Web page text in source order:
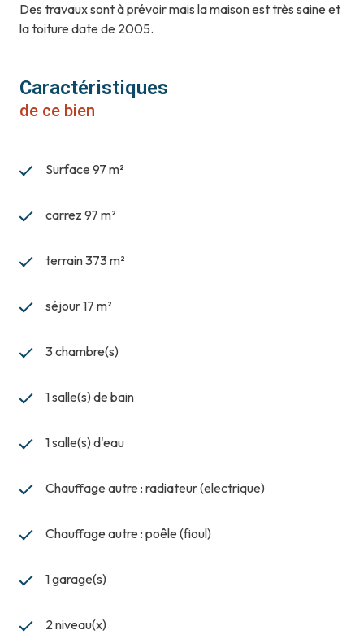
Des travaux sont à prévoir mais la maison est très saine et
la toiture date de 2005.
Caractéristiques
de ce bien
Surface 97 m²
carrez 97 m²
terrain 373 m²
séjour 17 m²
3 chambre(s)
1 salle(s) de bain
1 salle(s) d'eau
Chauffage autre : radiateur (electrique)
Chauffage autre : poêle (fioul)
1 garage(s)
2 niveau(x)